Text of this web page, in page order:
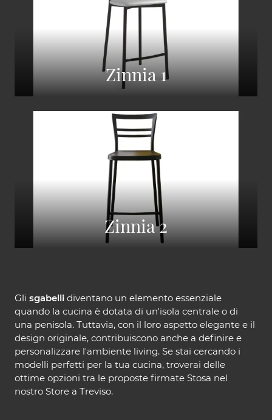
Zinnia 1
Zinnia 2
Gli sgabelli diventano un elemento essenziale
quando la cucina è dotata di un'isola centrale o di
una penisola. Tuttavia, con il loro aspetto elegante e il
design originale, contribuiscono anche a definire e
personalizzare l'ambiente living. Se stai cercando i
modelli perfetti per la tua cucina, troverai delle
ottime opzioni tra le proposte firmate Stosa nel
nostro Store a Treviso.